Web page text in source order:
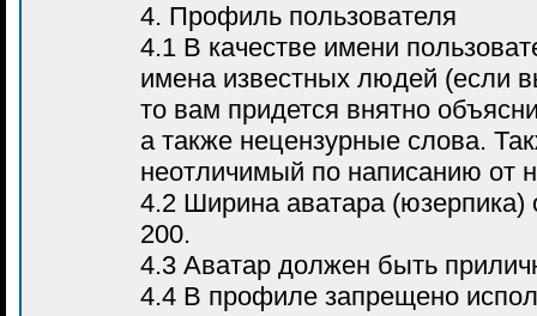
4. Профиль пользователя
4.1 В качестве имени
имена известных людей (если
то вам придется внятно
а также нецензурные слова.
неотличимый по написанию от
4.2 Ширина аватара
200.
4.3 Аватар должен быть
4.4 В профиле запрещено